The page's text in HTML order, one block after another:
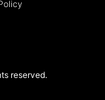
reserved.